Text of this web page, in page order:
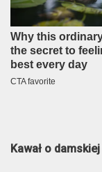
Kawał o